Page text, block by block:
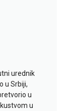
urednik
u Srbiji,
u
u